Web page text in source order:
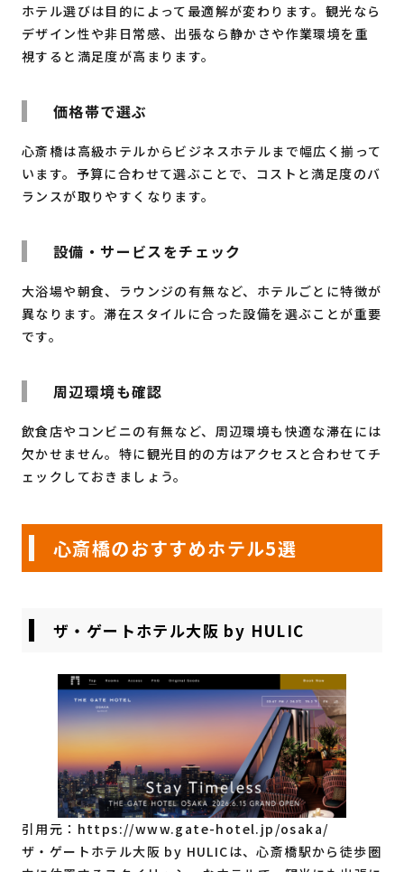
ホテル選びは目的によって最適解が変わります。観光なら
デザイン性や非日常感、出張なら静かさや作業環境を重
視すると満足度が高まります。
価格帯で選ぶ
心斎橋は高級ホテルからビジネスホテルまで幅広く揃って
います。予算に合わせて選ぶことで、コストと満足度のバ
ランスが取りやすくなります。
設備・サービスをチェック
大浴場や朝食、ラウンジの有無など、ホテルごとに特徴が
異なります。滞在スタイルに合った設備を選ぶことが重要
です。
周辺環境も確認
飲食店やコンビニの有無など、周辺環境も快適な滞在には
欠かせません。特に観光目的の方はアクセスと合わせてチ
ェックしておきましょう。
心斎橋のおすすめホテル5選
ザ・ゲートホテル大阪 by HULIC
引用元： https://www.gate-hotel.jp/osaka/
ザ・ゲートホテル大阪 by HULICは、心斎橋駅から徒歩圏